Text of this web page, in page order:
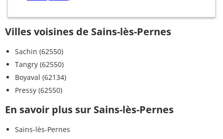
Villes voisines de Sains-lès-Pernes
Sachin (62550)
Tangry (62550)
Boyaval (62134)
Pressy (62550)
En savoir plus sur Sains-lès-Pernes
Sains-lès-Pernes